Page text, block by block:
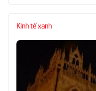
Kinh tế xanh